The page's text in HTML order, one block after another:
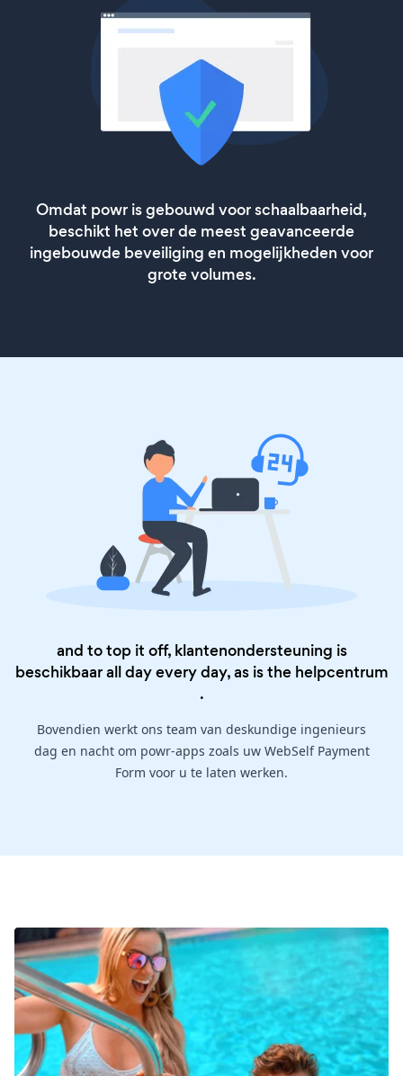
Omdat powr is gebouwd voor schaalbaarheid,
beschikt het over de meest geavanceerde
ingebouwde beveiliging en mogelijkheden voor
grote volumes.
and to top it off, klantenondersteuning is
beschikbaar all day every day, as is the helpcentrum
.
Bovendien werkt ons team van deskundige ingenieurs
dag en nacht om powr-apps zoals uw WebSelf Payment
Form voor u te laten werken.